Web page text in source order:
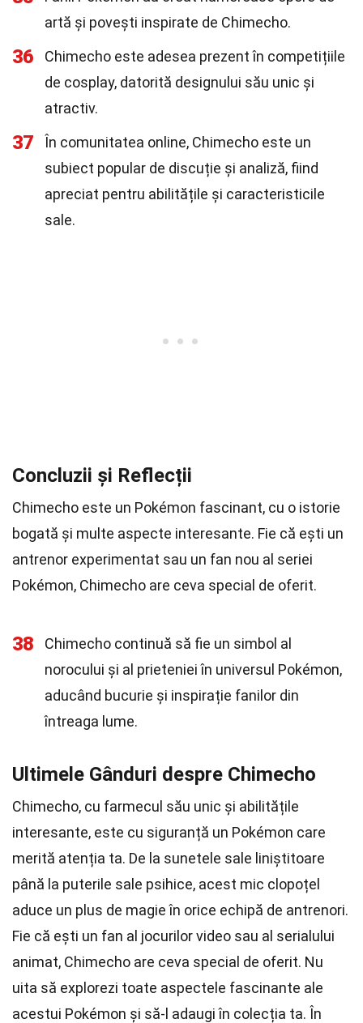
artă și povești inspirate de Chimecho.
36
Chimecho este adesea prezent în competițiile
de cosplay, datorită designului său unic și
atractiv.
37
În comunitatea online, Chimecho este un
subiect popular de discuție și analiză, fiind
apreciat pentru abilitățile și caracteristicile
sale.
Concluzii și Reflecții
Chimecho este un Pokémon fascinant, cu o istorie
bogată și multe aspecte interesante. Fie că ești un
antrenor experimentat sau un fan nou al seriei
Pokémon, Chimecho are ceva special de oferit.
38
Chimecho continuă să fie un simbol al
norocului și al prieteniei în universul Pokémon,
aducând bucurie și inspirație fanilor din
întreaga lume.
Ultimele Gânduri despre Chimecho
Chimecho, cu farmecul său unic și abilitățile
interesante, este cu siguranță un Pokémon care
merită atenția ta. De la sunetele sale liniștitoare
până la puterile sale psihice, acest mic clopoțel
aduce un plus de magie în orice echipă de antrenori.
Fie că ești un fan al jocurilor video sau al serialului
animat, Chimecho are ceva special de oferit. Nu
uita să explorezi toate aspectele fascinante ale
acestui Pokémon și să-l adaugi în colecția ta. În